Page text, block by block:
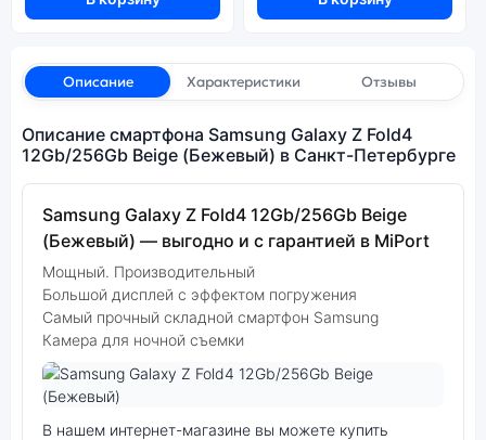
Описание Характеристики Отзывы
Описание смартфона Samsung Galaxy Z Fold4
12Gb/256Gb Beige (Бежевый) в Санкт-Петербурге
Samsung Galaxy Z Fold4 12Gb/256Gb Beige
(Бежевый) — выгодно и с гарантией в MiPort
Мощный. Производительный
Большой дисплей с эффектом погружения
Самый прочный складной смартфон Samsung
Камера для ночной съемки
В нашем интернет-магазине вы можете купить